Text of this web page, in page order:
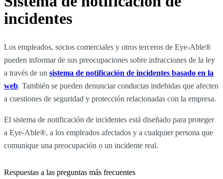
incidentes
Los empleados, socios comerciales y otros terceros de Eye-Able®
pueden informar de sus preocupaciones sobre infracciones de la ley
a través de un sistema de notificación de incidentes basado en la
web. También se pueden denunciar conductas indebidas que afecten
a cuestiones de seguridad y protección relacionadas con la empresa.
El sistema de notificación de incidentes está diseñado para proteger
a Eye-Able®, a los empleados afectados y a cualquier persona que
comunique una preocupación o un incidente real.
Respuestas a las preguntas más frecuentes